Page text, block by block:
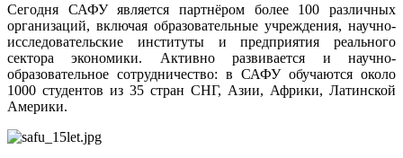
Сегодня САФУ является партнёром более 100 различных
организаций, включая образовательные учреждения, научно-
исследовательские институты и предприятия реального
сектора экономики. Активно развивается и научно-
образовательное сотрудничество: в САФУ обучаются около
1000 студентов из 35 стран СНГ, Азии, Африки, Латинской
Америки.